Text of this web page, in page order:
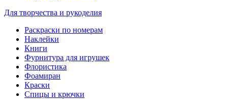
Для творчества и рукоделия
Раскраски по номерам
Наклейки
Книги
Фурнитура для игрушек
Флористика
Фоамиран
Краски
Спицы и крючки